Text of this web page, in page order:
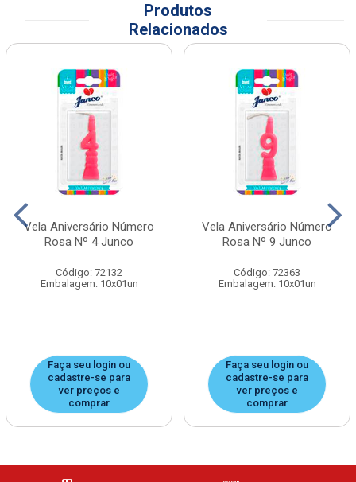
Produtos
Relacionados
Vela Aniversário Número
Rosa Nº 4 Junco
Código: 72132
Embalagem: 10x01un
Faça seu login ou
cadastre-se para
ver preços e
comprar
Vela Aniversário Número
Rosa Nº 9 Junco
Código: 72363
Embalagem: 10x01un
Faça seu login ou
cadastre-se para
ver preços e
comprar